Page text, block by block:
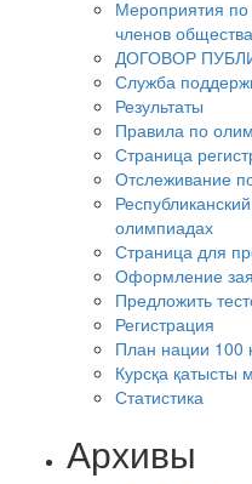
Мероприятия
членов общества
ДОГОВОР
Служба
Результаты
Правила по
Страница
Отслеживание
олимпиадах
Страница для
Оформление
Предложить
Регистрация
План нации 100
Курсқа қатысты
Статистика
Архивы